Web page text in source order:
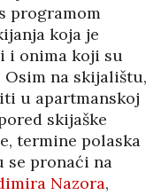
programom
koja je
i onima koji su
Osim na skijalištu,
u apartmanskoj
skijaške
termine polaska
se pronaći na
Nazora,